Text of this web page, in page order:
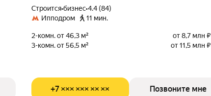
Строится•бизнес•4.4 (84)
Ипподром
11 мин.
2-комн. от 46,3 м²
от 8,7 млн ₽
3-комн. от 56,5 м²
от 11,5 млн ₽
+7 ××× ××× ×× ×× Позвоните мне